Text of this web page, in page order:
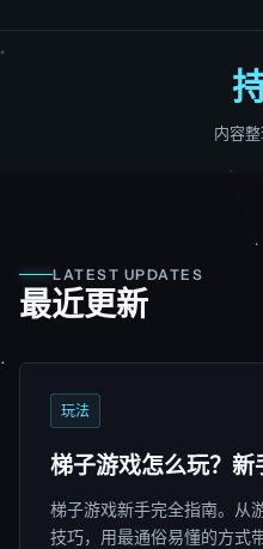
内容
LATEST UPDATES
最近更新
玩法
梯子游戏怎么玩？新
梯子游戏新手完全指南。从
技巧，用最通俗易懂的方式